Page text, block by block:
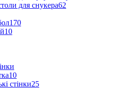
для снукера62
170
10
10
стінки25